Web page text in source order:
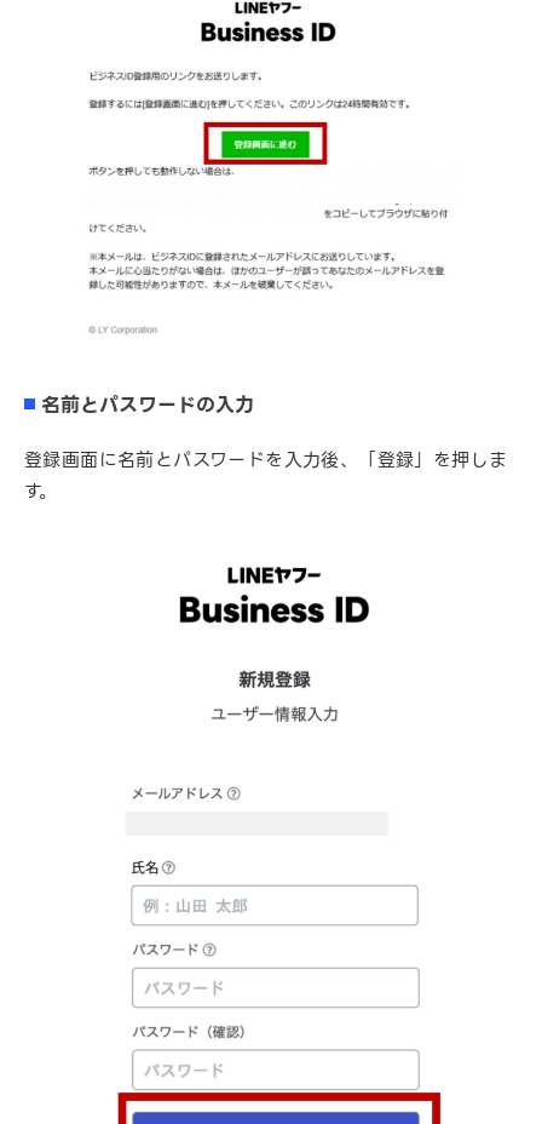
名前とパスワードの入力
登録画面に名前とパスワードを入力後、「登録」を押しま
す。